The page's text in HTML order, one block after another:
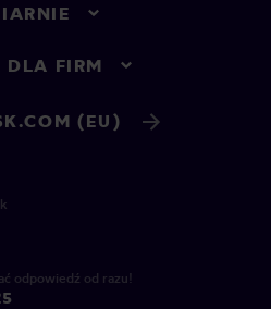
DLA FIRM
(EU)
odpowiedź od razu!